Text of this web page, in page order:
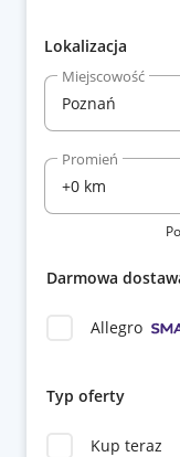
Lokalizacja
Miejscowość
Promień
Darmowa
Allegro
Typ oferty
Kup teraz